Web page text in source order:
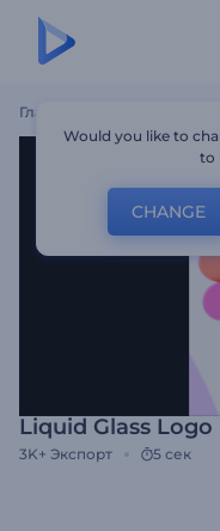
Главная
Liquid Glass Logo
3K+ Экспорт 5 сек
Would you like to
to
CHANGE